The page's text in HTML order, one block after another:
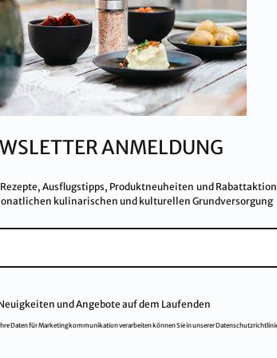
9001, ISO 14001 u.v.m.
ANMELDUNG
Ausflugstipps, Produktneuheiten und
kulinarischen und kulturellen Grundversorgung
und Angebote auf dem Laufenden
Daten für Marketingkommunikation verarbeiten können Sie in unserer